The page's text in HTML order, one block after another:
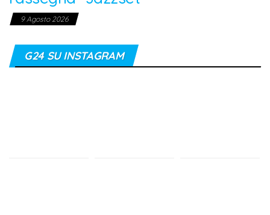
9 Agosto 2026
G24 SU INSTAGRAM